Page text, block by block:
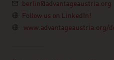
berlin@advantageaustria.org
Follow us on LinkedIn!
www.advantageaustria.org/